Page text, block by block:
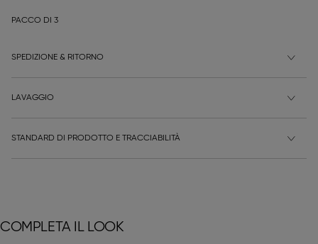
PACCO DI 3
SPEDIZIONE & RITORNO
LAVAGGIO
STANDARD DI PRODOTTO E TRACCIABILITÀ
COMPLETA IL LOOK